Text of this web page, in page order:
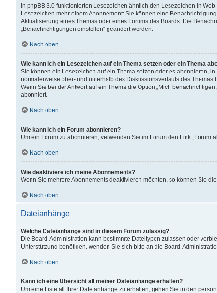
In phpBB 3.0 funktionierten Lesezeichen ähnlich den Lesezeichen in
Lesezeichen mehr einem Abonnement: Sie können eine
Aktualisierung eines Themas oder eines Forums des Boards. Die
„Benachrichtigungen einstellen“ geändert werden.
Nach oben
Wie kann ich ein Lesezeichen auf ein Thema setzen oder ein Thema
Sie können ein Lesezeichen auf ein Thema setzen oder es abonnieren,
normalerweise ober- und unterhalb des Diskussionsverlaufs des Themas
Wenn Sie bei der Antwort auf ein Thema die Option „Mich
abonniert.
Nach oben
Wie kann ich ein Forum abonnieren?
Um ein Forum zu abonnieren, verwenden Sie im Forum den Link „Forum
Nach oben
Wie deaktiviere ich meine Abonnements?
Wenn Sie mehrere Abonnements deaktivieren möchten, so können Sie
Nach oben
Dateianhänge
Welche Dateianhänge sind in diesem Forum zulässig?
Die Board-Administration kann bestimmte Dateitypen zulassen oder
Unterstützung benötigen, wenden Sie sich bitte an die Board-
Nach oben
Kann ich eine Übersicht all meiner Dateianhänge erhalten?
Um eine Liste all Ihrer Dateianhänge zu erhalten, gehen Sie in den